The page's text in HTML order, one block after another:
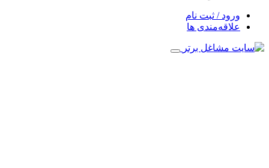
ورود / ثبت نام
علاقه‌مندی ها